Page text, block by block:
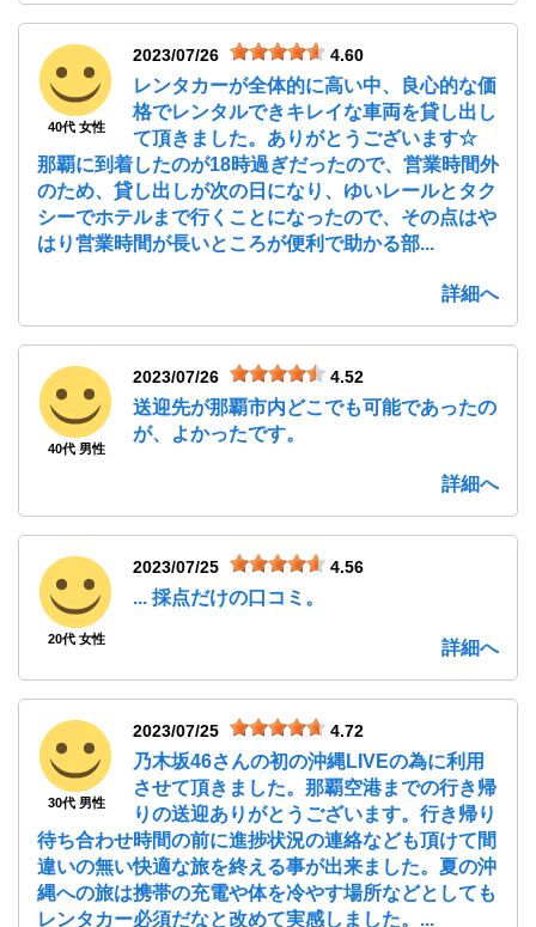
40代 女性
2023/07/26 4.60
レンタカーが全体的に高い中、良心的な価
格でレンタルできキレイな車両を貸し出し
て頂きました。ありがとうございます☆
那覇に到着したのが18時過ぎだったので、営業時間外
のため、貸し出しが次の日になり、ゆいレールとタク
シーでホテルまで行くことになったので、その点はや
はり営業時間が長いところが便利で助かる部...
詳細へ
40代 男性
2023/07/26 4.52
送迎先が那覇市内どこでも可能であったの
が、よかったです。
詳細へ
20代 女性
2023/07/25 4.56
... 採点だけの口コミ。
詳細へ
30代 男性
2023/07/25 4.72
乃木坂46さんの初の沖縄LIVEの為に利用
させて頂きました。那覇空港までの行き帰
りの送迎ありがとうございます。行き帰り
待ち合わせ時間の前に進捗状況の連絡なども頂けて間
違いの無い快適な旅を終える事が出来ました。夏の沖
縄への旅は携帯の充電や体を冷やす場所などとしても
レンタカー必須だなと改めて実感しました。...